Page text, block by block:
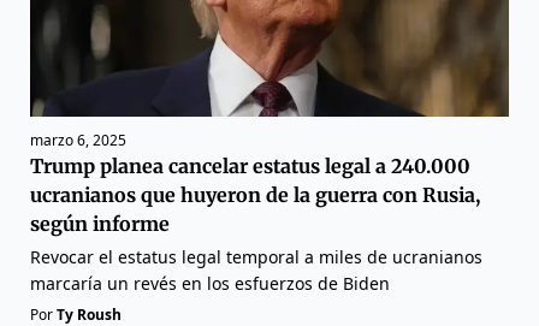
marzo 6, 2025
Trump planea cancelar estatus legal a 240.000
ucranianos que huyeron de la guerra con Rusia,
según informe
Revocar el estatus legal temporal a miles de ucranianos
marcaría un revés en los esfuerzos de Biden
PorTy Roush